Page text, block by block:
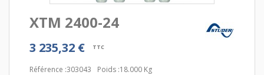
XTM 2400-24
3 235,32 € TTC
Référence :303043 Poids :18.000 Kg